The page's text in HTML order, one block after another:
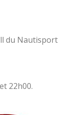
du Nautisport
22h00.